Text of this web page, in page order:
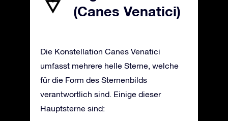
(Canes Venatici)
Die Konstellation Canes Venatici
umfasst mehrere helle Sterne, welche
für die Form des Sternenbilds
verantwortlich sind. Einige dieser
Hauptsterne sind: